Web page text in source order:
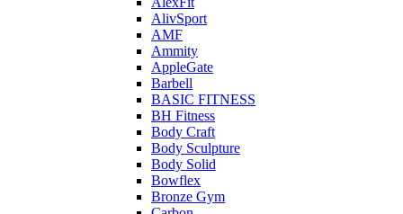
AlivSport
AMF
Ammity
AppleGate
Barbell
BASIC FITNESS
BH Fitness
Body Craft
Body Sculpture
Body Solid
Bowflex
Bronze Gym